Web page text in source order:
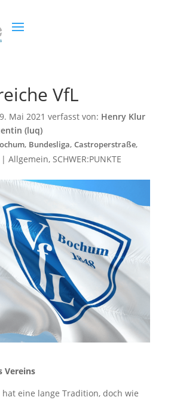
VfL
Mai 2021 verfasst von: Henry Klur
(luq)
, Bundesliga, Castroperstraße,
Allgemein, SCHWER:PUNKTE
Vereins
hat eine lange Tradition, doch wie